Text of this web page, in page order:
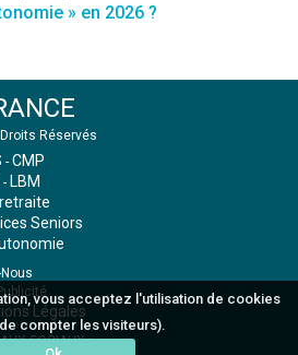
vous acceptez l'utilisation de cookies
compter les visiteurs).
» en 2026 ?
Réservés
- CMP
- LBM
Seniors
Légales
SOCIAUX :